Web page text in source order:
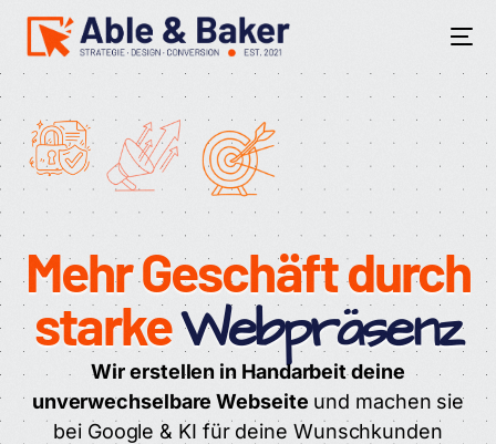
Mehr Geschäft durch
starkeWebpräsenz
Wir erstellen in Handarbeit deine
unverwechselbare Webseite und machen sie
bei Google & KI für deine Wunschkunden
BEGRENZT